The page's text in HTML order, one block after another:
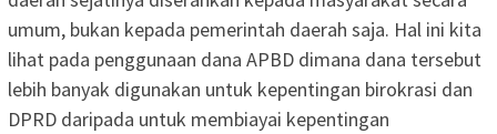
umum, bukan kepada pemerintah daerah saja. Hal ini kita
lihat pada penggunaan dana APBD dimana dana tersebut
lebih banyak digunakan untuk kepentingan birokrasi dan
DPRD daripada untuk membiayai kepentingan